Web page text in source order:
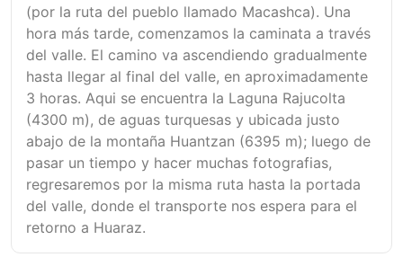
(por la ruta del pueblo llamado Macashca). Una
hora más tarde, comenzamos la caminata a través
del valle. El camino va ascendiendo gradualmente
hasta llegar al final del valle, en aproximadamente
3 horas. Aqui se encuentra la Laguna Rajucolta
(4300 m), de aguas turquesas y ubicada justo
abajo de la montaña Huantzan (6395 m); luego de
pasar un tiempo y hacer muchas fotografias,
regresaremos por la misma ruta hasta la portada
del valle, donde el transporte nos espera para el
retorno a Huaraz.